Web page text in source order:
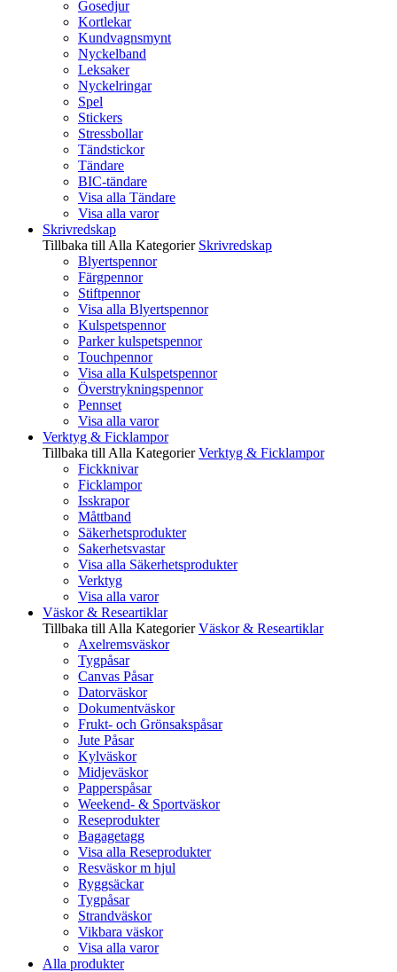
Gosedjur
Kortlekar
Kundvagnsmynt
Nyckelband
Leksaker
Nyckelringar
Spel
Stickers
Stressbollar
Tändstickor
Tändare
BIC-tändare
Visa alla Tändare
Visa alla varor
Skrivredskap
Tillbaka till Alla Kategorier Skrivredskap
Blyertspennor
Färgpennor
Stiftpennor
Visa alla Blyertspennor
Kulspetspennor
Parker kulspetspennor
Touchpennor
Visa alla Kulspetspennor
Överstrykningspennor
Pennset
Visa alla varor
Verktyg & Ficklampor
Tillbaka till Alla Kategorier Verktyg & Ficklampor
Fickknivar
Ficklampor
Isskrapor
Måttband
Säkerhetsprodukter
Sakerhetsvastar
Visa alla Säkerhetsprodukter
Verktyg
Visa alla varor
Väskor & Researtiklar
Tillbaka till Alla Kategorier Väskor & Researtiklar
Axelremsväskor
Tygpåsar
Canvas Påsar
Datorväskor
Dokumentväskor
Frukt- och Grönsakspåsar
Jute Påsar
Kylväskor
Midjeväskor
Papperspåsar
Weekend- & Sportväskor
Reseprodukter
Bagagetagg
Visa alla Reseprodukter
Resväskor m hjul
Ryggsäckar
Tygpåsar
Strandväskor
Vikbara väskor
Visa alla varor
Alla produkter